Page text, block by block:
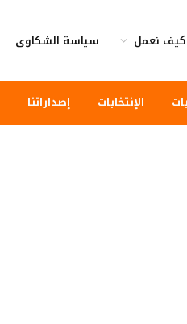
كيف نعمل سياسة الشكاوى
الإنتخابات إصداراتنا